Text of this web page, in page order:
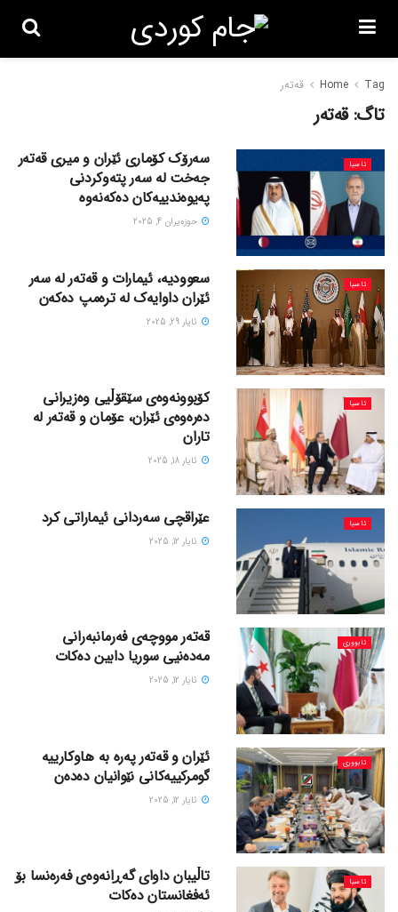
Home Tag قەتەر
تاگ:قەتەر
ئاسیا
سەرۆک کۆماری ئێران و میری قەتەر
جەخت لە سەر پتەوکردنی
پەیوەندییەکان دەکەنەوە
حوزه‌یران 4, 2025
ئاسیا
سعوودیە، ئیمارات و قەتەر لە سەر
ئێران داوایەک لە ترەمپ دەکەن
ئایار 29, 2025
ئاسیا
کۆبوونەوەی سێقۆڵیی وەزیرانی
دەرەوەی ئێران، عۆمان و قەتەر لە
تاران
ئایار 18, 2025
ئاسیا عێراقچی سەردانی ئیماراتی کرد
ئایار 12, 2025
ئابووری
قەتەر مووچەی فەرمانبەرانی
مەدەنیی سوریا دابین دەکات
ئایار 12, 2025
ئابووری
ئێران و قەتەر پەرە بە هاوکارییە
گومرکییەکانی نێوانیان دەدەن
ئایار 12, 2025
ئاسیا
تاڵیبان داوای گەڕانەوەی فەرەنسا بۆ
ئەفغانستان دەکات